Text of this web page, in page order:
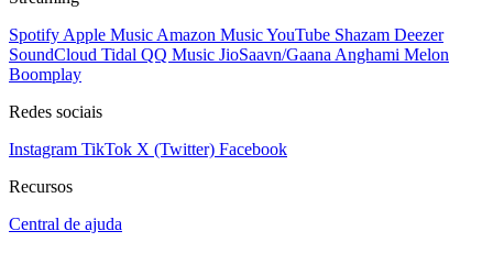
Spotify Apple Music Amazon MusicYouTube Shazam Deezer
SoundCloud Tidal QQ Music JioSaavn/Gaana Anghami Melon
Boomplay
Redes sociais
Instagram TikTok X (Twitter) Facebook
Recursos
Central de ajuda